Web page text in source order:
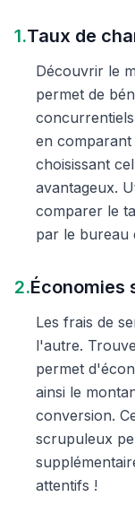
1.Taux de
Découvrir le
permet de
en
choisissant
avantageux.
comparer le
par le bureau
2.Économies
Les frais de
l'autre.
permet
ainsi le
conversion.
scrupuleux
attentifs !